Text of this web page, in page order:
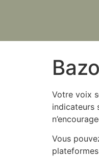
Votre voix
indicateurs
Vous